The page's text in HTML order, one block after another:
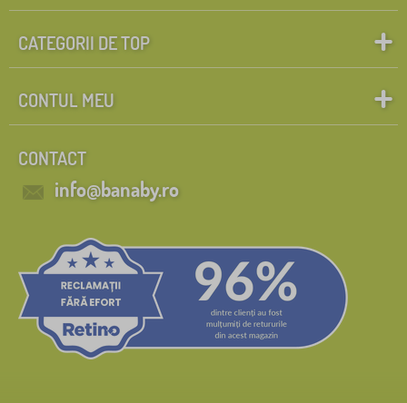
CATEGORII DE TOP
CONTUL MEU
CONTACT
info@banaby.ro